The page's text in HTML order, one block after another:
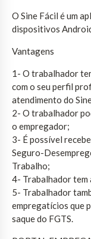
O Sine Fácil é um
dispositivos
Vantagens
1- O trabalhador
com o seu perfil
atendimento do
2- O trabalhador
o empregador;
3- É possível
Seguro-
Trabalho;
4- Trabalhador tem
5- Trabalhador
empregatícios que
saque do FGTS.